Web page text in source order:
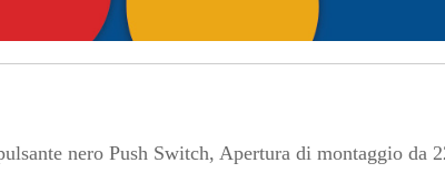
nero Push Switch, Apertura di montaggio da